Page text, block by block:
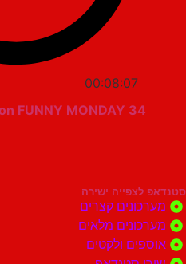
00:08:07
FUNNY MONDAY 34
סטנדאפ לצפייה ישירה
מערכונים קצרים
מערכונים מלאים
אוספים ולקטים